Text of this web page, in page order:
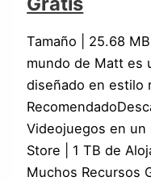
Tamaño | 25.68
mundo de Matt es
diseñado en estilo
Videojuegos en
Store | 1 TB de
Muchos Recursos